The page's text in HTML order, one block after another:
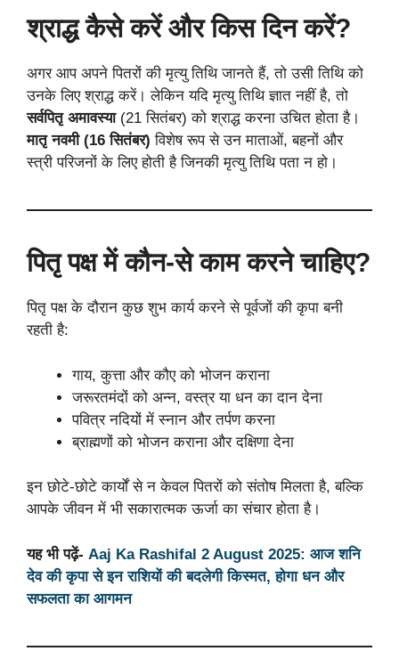
श्राद्ध कैसे करें और किस दिन करें?
अगर आप अपने पितरों की मृत्यु तिथि जानते हैं, तो उसी तिथि को
उनके लिए श्राद्ध करें। लेकिन यदि मृत्यु तिथि ज्ञात नहीं है, तो
सर्वपितृ अमावस्या(21 सितंबर) को श्राद्ध करना उचित होता है।
मातृ नवमी (16 सितंबर) विशेष रूप से उन माताओं, बहनों और
स्त्री परिजनों के लिए होती है जिनकी मृत्यु तिथि पता न हो।
पितृ पक्ष में कौन-से काम करने चाहिए?
पितृ पक्ष के दौरान कुछ शुभ कार्य करने से पूर्वजों की कृपा बनी
रहती है:
गाय, कुत्ता और कौए को भोजन कराना
जरूरतमंदों को अन्न, वस्त्र या धन का दान देना
पवित्र नदियों में स्नान और तर्पण करना
ब्राह्मणों को भोजन कराना और दक्षिणा देना
इन छोटे-छोटे कार्यों से न केवल पितरों को संतोष मिलता है, बल्कि
आपके जीवन में भी सकारात्मक ऊर्जा का संचार होता है।
यह भी पढ़ें- Aaj Ka Rashifal 2 August 2025: आज शनि
देव की कृपा से इन राशियों की बदलेगी किस्मत, होगा धन और
सफलता का आगमन